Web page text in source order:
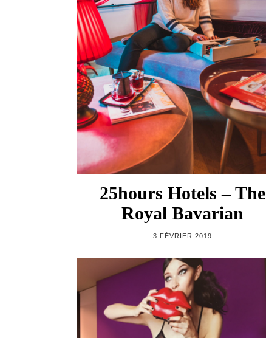
25hours Hotels – The
Royal Bavarian
3 FÉVRIER 2019